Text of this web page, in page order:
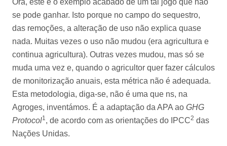
se pode ganhar. Isto porque no campo do sequestro,
das remoções, a alteração de uso não explica quase
nada. Muitas vezes o uso não mudou (era agricultura e
continua agricultura). Outras vezes mudou, mas só se
muda uma vez e, quando o agricultor quer fazer cálculos
de monitorização anuais, esta métrica não é adequada.
Esta metodologia, diga-se, não é uma que ns, na
Agroges, inventámos. É a adaptação da APA ao GHG
Protocol1 , de acordo com as orientações do IPCC2 das
Nações Unidas.